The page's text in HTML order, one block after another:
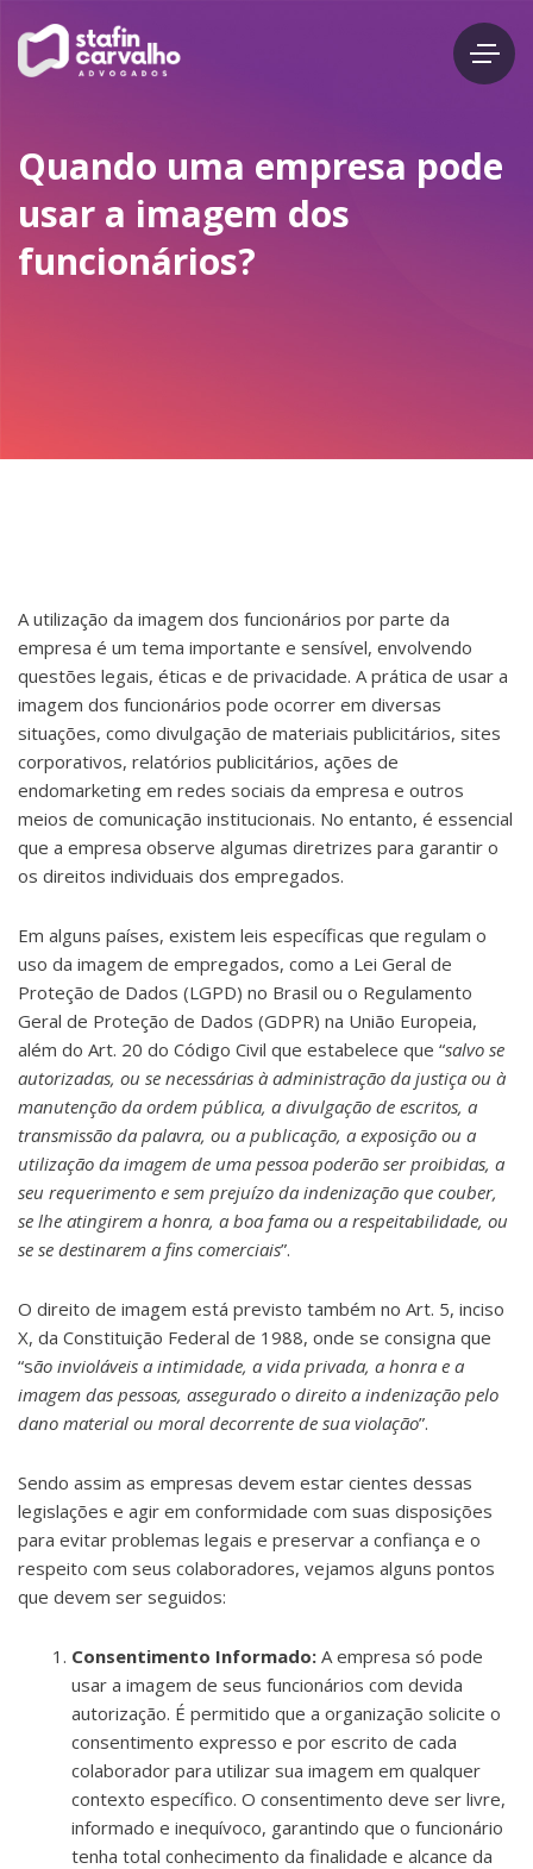
Quando uma empresa pode
usar a imagem dos
funcionários?
A utilização da imagem dos funcionários por parte da
empresa é um tema importante e sensível, envolvendo
questões legais, éticas e de privacidade. A prática de usar a
imagem dos funcionários pode ocorrer em diversas
situações, como divulgação de materiais publicitários, sites
corporativos, relatórios publicitários, ações de
endomarketing em redes sociais da empresa e outros
meios de comunicação institucionais. No entanto, é essencial
que a empresa observe algumas diretrizes para garantir o
os direitos individuais dos empregados.
Em alguns países, existem leis específicas que regulam o
uso da imagem de empregados, como a Lei Geral de
Proteção de Dados (LGPD) no Brasil ou o Regulamento
Geral de Proteção de Dados (GDPR) na União Europeia,
além do Art. 20 do Código Civil que estabelece que “salvo se
autorizadas, ou se necessárias à administração da justiça ou à
manutenção da ordem pública, a divulgação de escritos, a
transmissão da palavra, ou a publicação, a exposição ou a
utilização da imagem de uma pessoa poderão ser proibidas, a
seu requerimento e sem prejuízo da indenização que couber,
se lhe atingirem a honra, a boa fama ou a respeitabilidade, ou
se se destinarem a fins comerciais”.
O direito de imagem está previsto também no Art. 5, inciso
X, da Constituição Federal de 1988, onde se consigna que
“são invioláveis a intimidade, a vida privada, a honra e a
imagem das pessoas, assegurado o direito a indenização pelo
dano material ou moral decorrente de sua violação”.
Sendo assim as empresas devem estar cientes dessas
legislações e agir em conformidade com suas disposições
para evitar problemas legais e preservar a confiança e o
respeito com seus colaboradores, vejamos alguns pontos
que devem ser seguidos:
Consentimento Informado: A empresa só pode
usar a imagem de seus funcionários com devida
autorização. É permitido que a organização solicite o
consentimento expresso e por escrito de cada
colaborador para utilizar sua imagem em qualquer
contexto específico. O consentimento deve ser livre,
informado e inequívoco, garantindo que o funcionário
tenha total conhecimento da finalidade e alcance da